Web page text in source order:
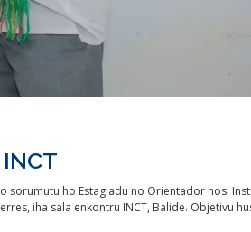
INCT
sorumutu ho Estagiadu no Orientador hosi
iha sala enkontru INCT, Balide. Objetivu